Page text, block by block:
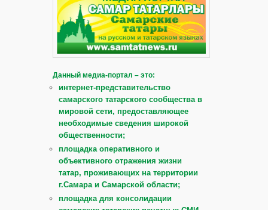
Данный медиа-портал – это:
интернет-представительство
самарского татарского сообщества в
мировой сети, предоставляющее
необходимые сведения широкой
общественности;
площадка оперативного и
объективного отражения жизни
татар, проживающих на территории
г.Самара и Самарской области;
площадка для консолидации